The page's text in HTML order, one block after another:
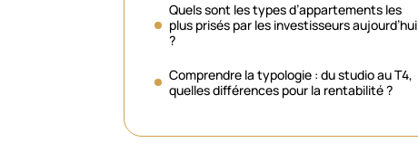
Quels sont les types d’appartements les
plus prisés par les investisseurs aujourd’hui
?
Comprendre la typologie : du studio au T4,
quelles différences pour la rentabilité ?